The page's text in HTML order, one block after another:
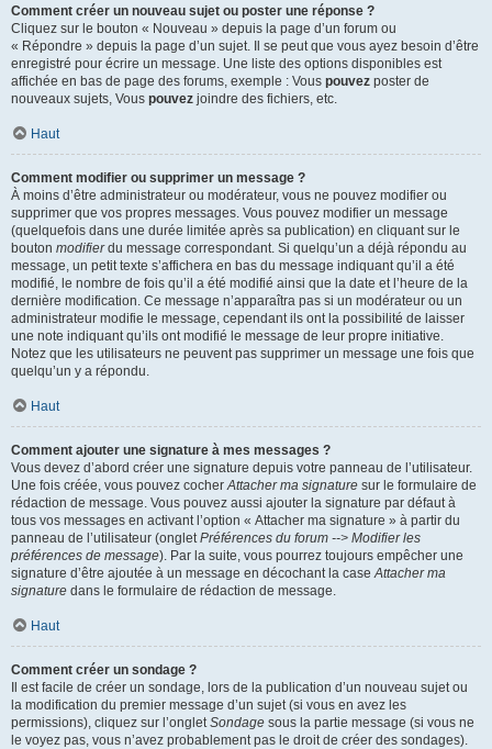
Comment créer un nouveau sujet ou poster une réponse ?
Cliquez sur le bouton « Nouveau » depuis la page d’un forum ou
« Répondre » depuis la page d’un sujet. Il se peut que vous ayez besoin d’être
enregistré pour écrire un message. Une liste des options disponibles est
affichée en bas de page des forums, exemple : Vous pouvez poster de
nouveaux sujets, Vous pouvez joindre des fichiers, etc.
Haut
Comment modifier ou supprimer un message ?
À moins d’être administrateur ou modérateur, vous ne pouvez modifier ou
supprimer que vos propres messages. Vous pouvez modifier un message
(quelquefois dans une durée limitée après sa publication) en cliquant sur le
bouton modifierdu message correspondant. Si quelqu’un a déjà répondu au
message, un petit texte s’affichera en bas du message indiquant qu’il a été
modifié, le nombre de fois qu’il a été modifié ainsi que la date et l’heure de la
dernière modification. Ce message n’apparaîtra pas si un modérateur ou un
administrateur modifie le message, cependant ils ont la possibilité de laisser
une note indiquant qu’ils ont modifié le message de leur propre initiative.
Notez que les utilisateurs ne peuvent pas supprimer un message une fois que
quelqu’un y a répondu.
Haut
Comment ajouter une signature à mes messages ?
Vous devez d’abord créer une signature depuis votre panneau de l’utilisateur.
Une fois créée, vous pouvez cocherAttacher ma signature sur le formulaire de
rédaction de message. Vous pouvez aussi ajouter la signature par défaut à
tous vos messages en activant l’option « Attacher ma signature » à partir du
panneau de l’utilisateur (ongletPréférences du forum --> Modifier les
préférences de message). Par la suite, vous pourrez toujours empêcher une
signature d’être ajoutée à un message en décochant la caseAttacher ma
signature dans le formulaire de rédaction de message.
Haut
Comment créer un sondage ?
Il est facile de créer un sondage, lors de la publication d’un nouveau sujet ou
la modification du premier message d’un sujet (si vous en avez les
permissions), cliquez sur l’ongletSondage sous la partie message (si vous ne
le voyez pas, vous n’avez probablement pas le droit de créer des sondages).